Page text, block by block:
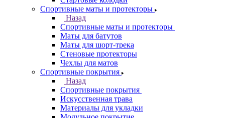
Спортивные маты и протекторы
Назад
Спортивные маты и протекторы
Маты для батутов
Маты для шорт-трека
Стеновые протекторы
Чехлы для матов
Спортивные покрытия
Назад
Спортивные покрытия
Искусственная трава
Материалы для укладки